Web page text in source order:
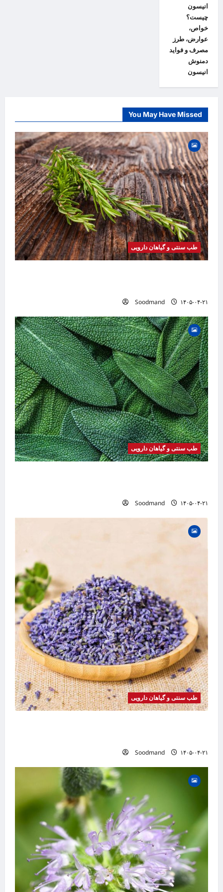
انیسون
چیست؟
خواص،
عوارض، طرز
مصرف و فواید
دمنوش
انیسون
You May Have Missed
طب سنتی و گیاهان دارویی
Soodmand ۱۴۰۵-۰۴-۲۱
طب سنتی و گیاهان دارویی
Soodmand ۱۴۰۵-۰۴-۲۱
طب سنتی و گیاهان دارویی
Soodmand ۱۴۰۵-۰۴-۲۱